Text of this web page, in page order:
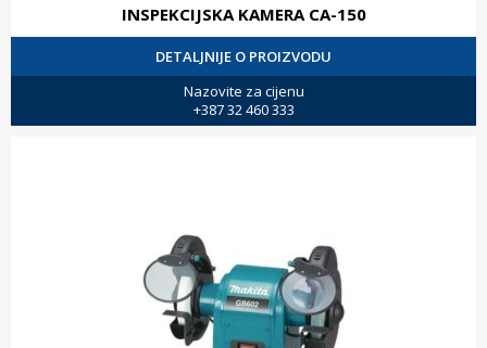
INSPEKCIJSKA KAMERA CA-150
DETALJNIJE O PROIZVODU
Nazovite za cijenu
+387 32 460 333